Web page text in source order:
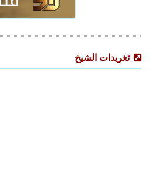
تغريدات الشيخ